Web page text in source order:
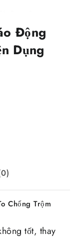
Động
Dụng
Chống Trộm
tốt, thay